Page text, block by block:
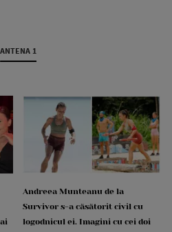
ANTENA 1
Andreea Munteanu de la
Survivor s-a căsătorit civil cu
logodnicul ei. Imagini cu cei doi